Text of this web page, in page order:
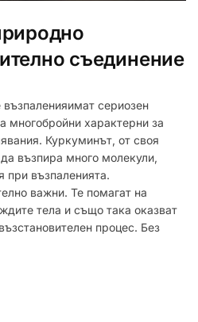
съединение
сериозен
многобройни характерни за
Куркуминът, от своя
възпира много молекули,
при възпаленията.
важни. Те помагат на
тела и също така оказват
процес. Без